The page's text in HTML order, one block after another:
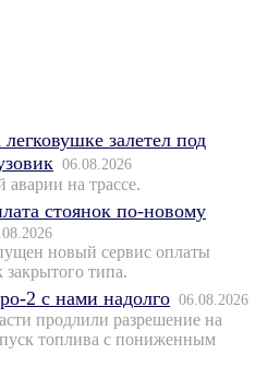
залетел под
06.08.2026
на трассе.
стоянок по-новому
новый сервис оплаты
типа.
2 с нами надолго 06.08.2026
продлили разрешение на
топлива с пониженным